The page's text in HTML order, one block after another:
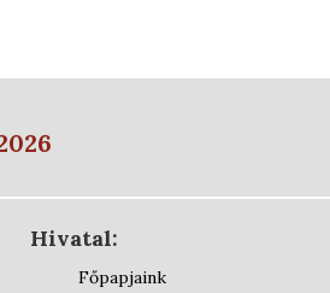
Hivatal:
Főpapjaink